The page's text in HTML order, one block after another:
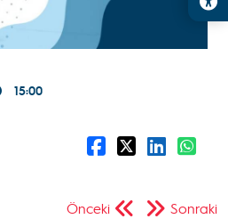
15:00
Önceki Sonraki